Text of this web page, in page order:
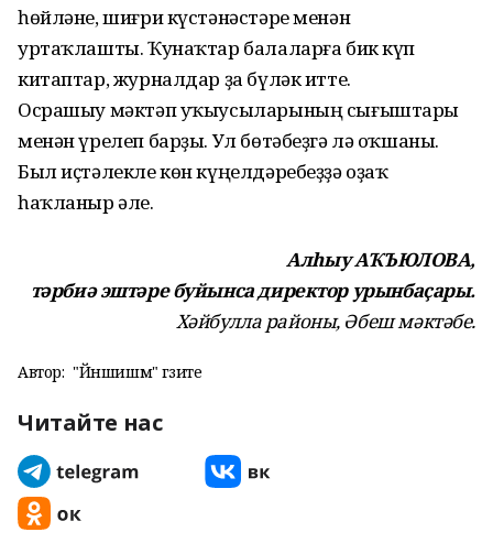
һөйләне, шиғри күстәнәстәре менән
уртаҡлашты. Ҡунаҡтар балаларға бик күп
китаптар, журналдар ҙа бүләк итте.
Осрашыу мәктәп уҡыусыларының сығыштары
менән үрелеп барҙы. Ул бөтәбеҙгә лә оҡшаны.
Был иҫтәлекле көн күңелдәребеҙҙә оҙаҡ
һаҡланыр әле.
Алһыу АҠЪЮЛОВА,
тәрбиә эштәре буйынса директор урынбаҫары.
Хәйбулла районы, Әбеш мәктәбе.
Автор: "Йәншишмә" гәзите
Читайте нас